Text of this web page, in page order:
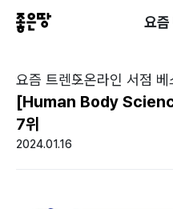
요즘
요즘 트렌드온라인 서점 베
[Human Body
7위
2024.01.16